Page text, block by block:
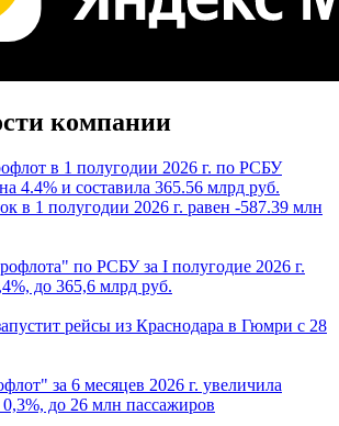
компании
в 1 полугодии 2026 г. по РСБУ
4.4% и составила 365.56 млрд руб.
в 1 полугодии 2026 г. равен -587.39 млн
по РСБУ за I полугодие 2026 г.
до 365,6 млрд руб.
рейсы из Краснодара в Гюмри с 28
за 6 месяцев 2026 г. увеличила
0,3%, до 26 млн пассажиров